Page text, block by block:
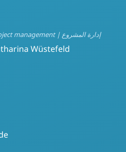
DRESDEN: Projektleitung | project management | إدارة المشروع
Wüstefeld